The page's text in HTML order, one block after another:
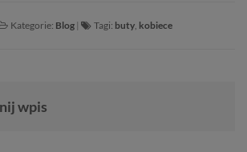
Kategorie: Blog | Tagi: buty, kobiece
wpis